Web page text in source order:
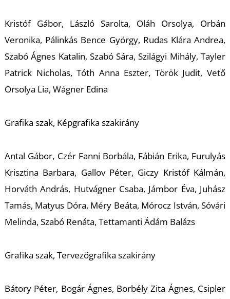
Kristóf Gábor, László Sarolta, Oláh Orsolya, Orbán
Veronika, Pálinkás Bence György, Rudas Klára Andrea,
Szabó Ágnes Katalin, Szabó Sára, Szilágyi Mihály, Tayler
Patrick Nicholas, Tóth Anna Eszter, Török Judit, Vető
Orsolya Lia, Wágner Edina
Grafika szak, Képgrafika szakirány
Antal Gábor, Czér Fanni Borbála, Fábián Erika, Furulyás
Krisztina Barbara, Gallov Péter, Giczy Kristóf Kálmán,
Horváth András, Hutvágner Csaba, Jámbor Éva, Juhász
Tamás, Matyus Dóra, Méry Beáta, Mórocz István, Sóvári
Melinda, Szabó Renáta, Tettamanti Ádám Balázs
Grafika szak, Tervezőgrafika szakirány
Bátory Péter, Bogár Ágnes, Borbély Zita Ágnes, Csipler